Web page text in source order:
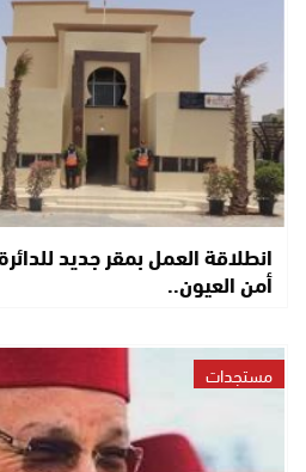
انطلاقة العمل بمقر جديد
أمن العيون..
مستجدات